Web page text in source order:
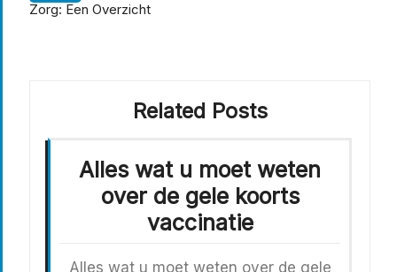
Zorg: Een Overzicht
Related Posts
Alles wat u moet weten
over de gele koorts
vaccinatie
Alles wat u moet weten over de gele